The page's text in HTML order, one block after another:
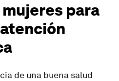
para
de una buena salud